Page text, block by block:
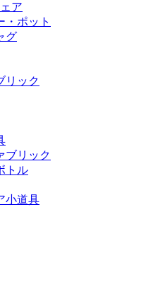
ア
・ポット
グ
リック
ブリック
トル
小道具